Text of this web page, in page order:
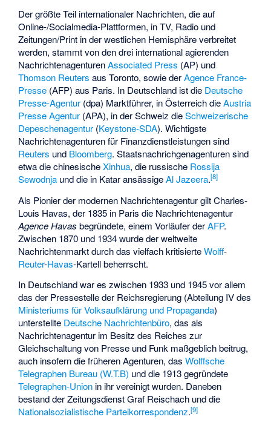
Der größte Teil internationaler Nachrichten, die auf
Online-/Socialmedia-Plattformen, in TV, Radio und
Zeitungen/Print in der westlichen Hemisphäre verbreitet
werden, stammt von den drei international agierenden
NachrichtenagenturenAssociated Press (AP) und
Thomson Reuters aus Toronto, sowie derAgence France-
Presse (AFP) aus Paris. In Deutschland ist die Deutsche
Presse-Agentur (dpa) Marktführer, in Österreich dieAustria
Presse Agentur (APA), in der Schweiz dieSchweizerische
Depeschenagentur (Keystone-SDA). Wichtigste
Nachrichtenagenturen für Finanzdienstleistungen sind
Reuters und Bloomberg. Staatsnachrichgenagenturen sind
etwa die chinesischeXinhua, die russische Rossija
Sewodnja und die in Katar ansässigeAl Jazeera.[8]
Als Pionier der modernen Nachrichtenagentur giltCharles-
Louis Havas, der 1835 in Paris die Nachrichtenagentur
Agence Havas begründete, einem Vorläufer derAFP.
Zwischen 1870 und 1934 wurde der weltweite
Nachrichtenmarkt durch das vielfach kritisierteWolff-
Reuter-Havas-Kartell beherrscht.
In Deutschland war es zwischen 1933 und 1945 vor allem
das der Pressestelle der Reichsregierung (Abteilung IV des
Ministeriums für Volksaufklärung und Propaganda)
unterstellte Deutsche Nachrichtenbüro, das als
Nachrichtenagentur im Besitz des Reiches zur
Gleichschaltung von Presse und Funk maßgeblich beitrug,
auch insofern die früheren Agenturen, dasWolffsche
Telegraphen Bureau (W.T.B) und die 1913 gegründete
Telegraphen-Union in ihr vereinigt wurden. Daneben
bestand derZeitungsdienst Graf Reischach und die
Nationalsozialistische Parteikorrespondenz.[9]